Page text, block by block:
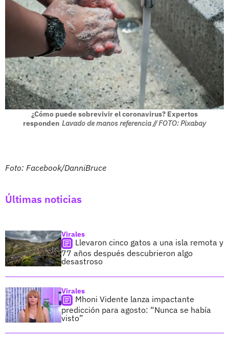
¿Cómo puede sobrevivir el coronavirus? Expertos
responden Lavado de manos referencia // FOTO: Pixabay
Foto: Facebook/DanniBruce
Últimas noticias
Virales
Llevaron cinco gatos a una isla remota y
77 años después descubrieron algo
desastroso
Virales
Mhoni Vidente lanza impactante
predicción para agosto: “Nunca se había
visto”